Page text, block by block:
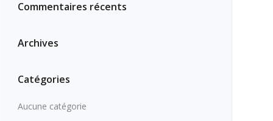
Commentaires récents
Archives
Catégories
Aucune catégorie